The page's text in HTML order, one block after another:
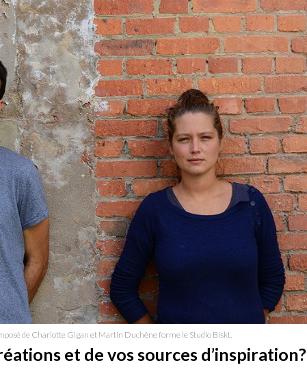
de Charlotte Gigan et Martin Duchêne forme le Studio Biskt.
et de vos sources d’inspiration?